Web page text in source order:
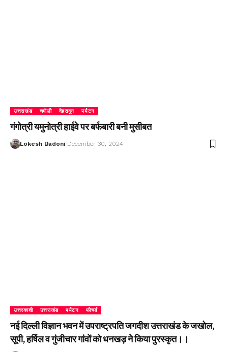
उत्तराखंड चमोली देहरादून पर्यटन
गंगोत्री यमुनोत्री हाईवे पर बर्फबारी बनी मुसीबत
Lokesh Badoni December 30, 2024
उत्तरकाशी उत्तराखंड पर्यटन फीचर्ड
नई दिल्ली विज्ञान भवन में उपराष्ट्रपति जगदीश उत्तराखंड के जखोल,
सूपी, हर्षिल व गुंजीचार गांवों को धनखड़ ने किया पुरस्कृत।।